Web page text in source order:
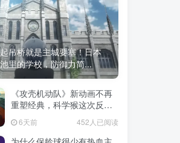
吊桥就是主城要塞！日本
里的学校，防御力简...
《攻壳机动队》新动画不再
重塑经典，科学猴这次反而
6天前 452人已阅读